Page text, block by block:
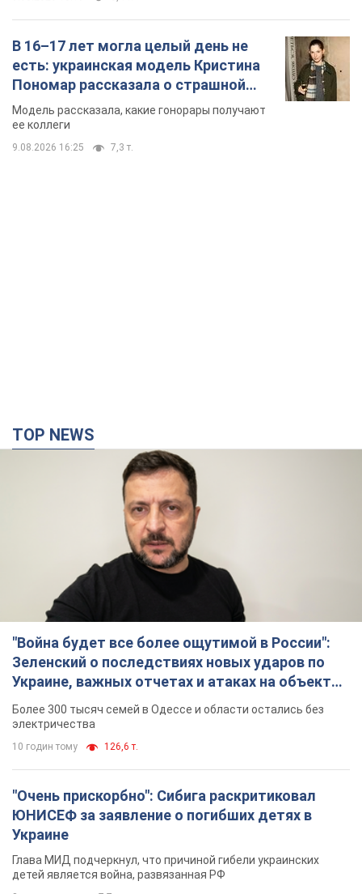
Зеленский о последствиях новых ударов по
Украине, важных отчетах и атаках на объекты
противника. Видео
Более 300 тысяч семей в Одессе и области остались без
126,6 т.
"Очень прискорбно": Сибига раскритиковал
ЮНИСЕФ за заявление о погибших детях в
Украине
Глава МИД подчеркнул, что причиной гибели украинских
детей является война, развязанная РФ
"Значительные разрушения": Россия нанесла
массированный удар по добывающим
десятки БПЛА
9 годин тому 6,1 т.